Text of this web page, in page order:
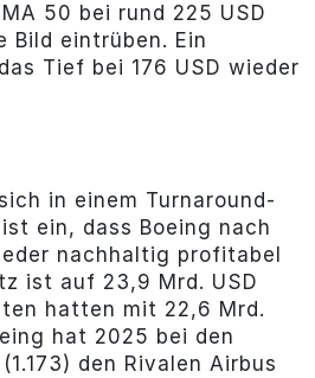
50 bei rund 225 USD
Bild eintrüben. Ein
Tief bei 176 USD wieder
in einem Turnaround-
ein, dass Boeing nach
nachhaltig profitabel
ist auf 23,9 Mrd. USD
hatten mit 22,6 Mrd.
hat 2025 bei den
den Rivalen Airbus